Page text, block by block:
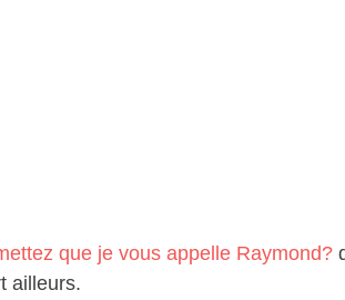
que je vous appelle Raymond?
ailleurs.